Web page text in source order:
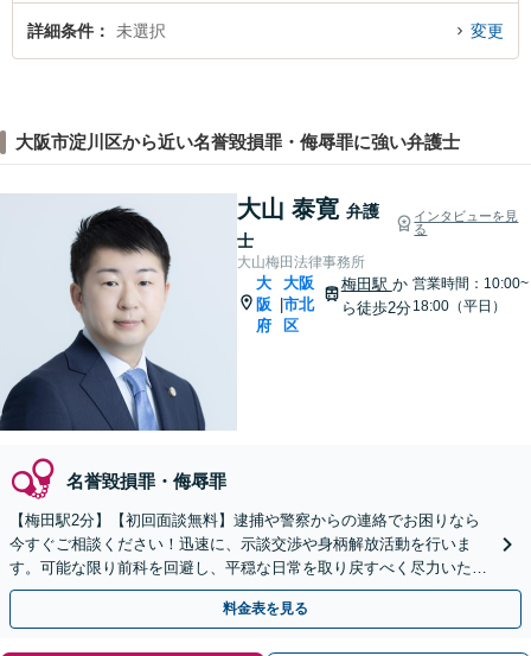
詳細条件 未選択 変更
大阪市淀川区から近い名誉毀損罪・侮辱罪に強い弁護士
大山 泰寛 弁護
士
インタビューを見
る
大山梅田法律事務所
大
阪
府
大阪
市北
区
梅田駅 か
ら徒歩2分
営業時間：10:00~
18:00（平日）
名誉毀損罪・侮辱罪
【梅田駅2分】【初回面談無料】逮捕や警察からの連絡でお困りなら
今すぐご相談ください！迅速に、示談交渉や身柄解放活動を行いま
す。可能な限り前科を回避し、平穏な日常を取り戻すべく尽力いたし
ます【休日・夜間相談可】
料金表を見る